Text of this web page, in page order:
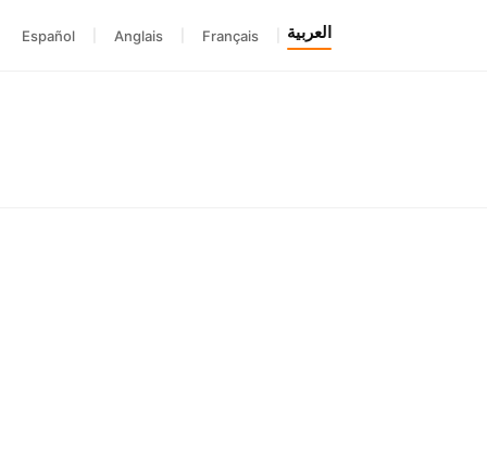
العربية Français
Anglais
Español